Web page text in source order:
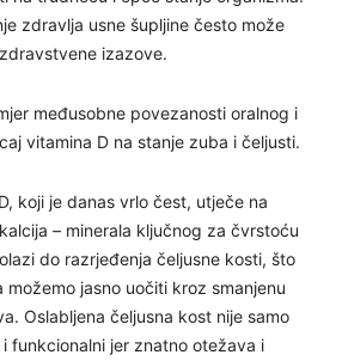
zdravlja usne šupljine često može
izazove.
međusobne povezanosti oralnog i
vitamina D na stanje zuba i čeljusti.
koji je danas vrlo čest, utječe na
– minerala ključnog za čvrstoću
do razrjeđenja čeljusne kosti, što
možemo jasno uočiti kroz smanjenu
Oslabljena čeljusna kost nije samo
funkcionalni jer znatno otežava i